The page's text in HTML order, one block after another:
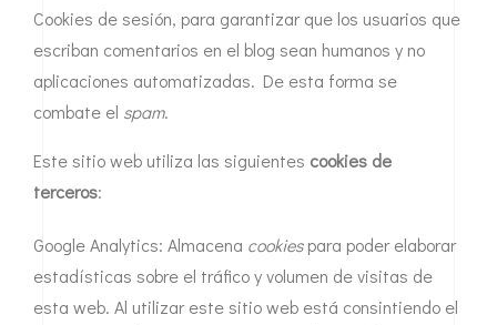
Cookies de sesión, para garantizar que los usuarios que
escriban comentarios en el blog sean humanos y no
aplicaciones automatizadas. De esta forma se
combate el spam.
Este sitio web utiliza las siguientes cookies de
terceros:
Google Analytics: Almacena cookiespara poder elaborar
estadísticas sobre el tráfico y volumen de visitas de
esta web. Al utilizar este sitio web está consintiendo el